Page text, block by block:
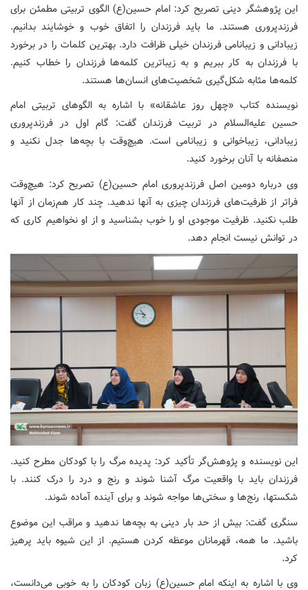
این پژوهشگر دینی تصریح کرد: امام حسین(ع) الگوی تربیتی مطمئن برای
فرزندپروری هستند. ما باید فرزندان را اتفاق خوب و خوشایند بدانیم.
زیبادانی و زیبانامی فرزندان خیلی ظرافت دارد. بهترین کلمات را در برخورد
با فرزندان به کار ببریم و به زیباترین کلمه‌ها فرزندان را خطاب کنیم.
کلمه‌ها مثابه شکل‌گیری شخصیت‌های انسان‌ها هستند.
نویسنده کتاب «چهل روز عاشقانه» با اشاره به الگوهای تربیتی امام
حسین علیه‌السلام در تربیت فرزندان گفت: گام اول در فرزندپروری
زیبادانی، زیباخوانی و زیبانامی است. هیچ‌وقت با بچه‌ها جدل نکنید و
منصفانه با آنان برخورد کنید.
وی درباره دومین اصل فرزندپروری امام حسین(ع) تصریح کرد: هیچ‌وقت
فراتر از ظرفیت‌های فرزندان چیزی به آنها ندهید. چند کار هم‌زمان از آنها
طلب نکنید. ظرفیت موجودی او را خوب بشناسید و از او نخواهیم کاری که
در توانش نیست انجام دهد.
این نویسنده و پژوهش‌گر تأکید کرد: پدیده مرگ را با کودکان مطرح کنید.
فرزندان باید با واقعیت مرگ آشنا شوند و رنج و درد را درک کنند. با
شکست‎ها، رنج‌ها و سختی‌ها مواجه شوند و برای آینده آماده شوند.
سنگری گفت: بیش از حد بار دینی به بچه‌ها ندهید و مراقب این موضوع
باشید. ما همه، قهرمانان موعظه کردن هستیم. از این شیوه باید پرهیز
کرد.
وی با اشاره به اینکه امام حسین‌(ع) زبان کودکان را به خوبی می‌دانست،